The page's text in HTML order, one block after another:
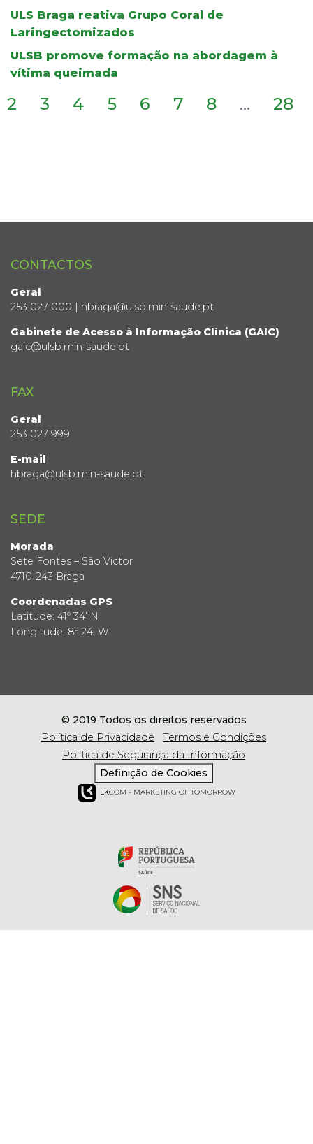
ULS Braga reativa Grupo Coral de
Laringectomizados
ULSB promove formação na abordagem à
vítima queimada
2 3 4 5 6 7 8 ... 28
CONTACTOS
Geral
253 027 000 | hbraga@ulsb.min-saude.pt
Gabinete de Acesso à Informação Clínica (GAIC)
gaic@ulsb.min-saude.pt
FAX
Geral
253 027 999
E-mail
hbraga@ulsb.min-saude.pt
SEDE
Morada
Sete Fontes – São Victor
4710-243 Braga
Coordenadas GPS
Latitude: 41º 34’ N
Longitude: 8º 24’ W
© 2019 Todos os direitos reservados
Política de Privacidade
Termos e Condições
Política de Segurança da Informação
Definição de Cookies
LKCOM - MARKETING OF TOMORROW